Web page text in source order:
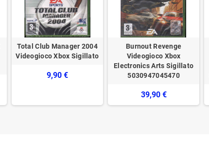
Total Club Manager 2004
Videogioco Xbox Sigillato
9,90 €
Burnout Revenge
Videogioco Xbox
Electronics Arts Sigillato
5030947045470
39,90 €